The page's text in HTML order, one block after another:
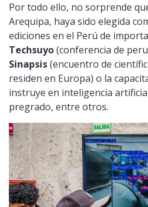
Por todo ello, no sorprende
Arequipa, haya sido elegida
ediciones en el Perú de
Techsuyo(conferencia de
Sinapsis(encuentro de
residen en Europa) o la
instruye en inteligencia
pregrado, entre otros.